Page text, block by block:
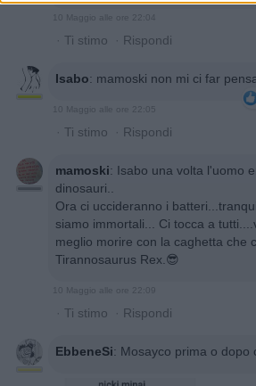
· Ti stimo · Rispondi
Isabo: mamoski non mi ci far
· Ti stimo · Rispondi
mamoski: Isabo una volta l'uomo
dinosauri..
Ora ci uccideranno i
siamo immortali... Ci tocca a
meglio morire con la caghetta che
Tirannosaurus Rex.😎
· Ti stimo · Rispondi
EbbeneSi: Mosayco prima o dopo